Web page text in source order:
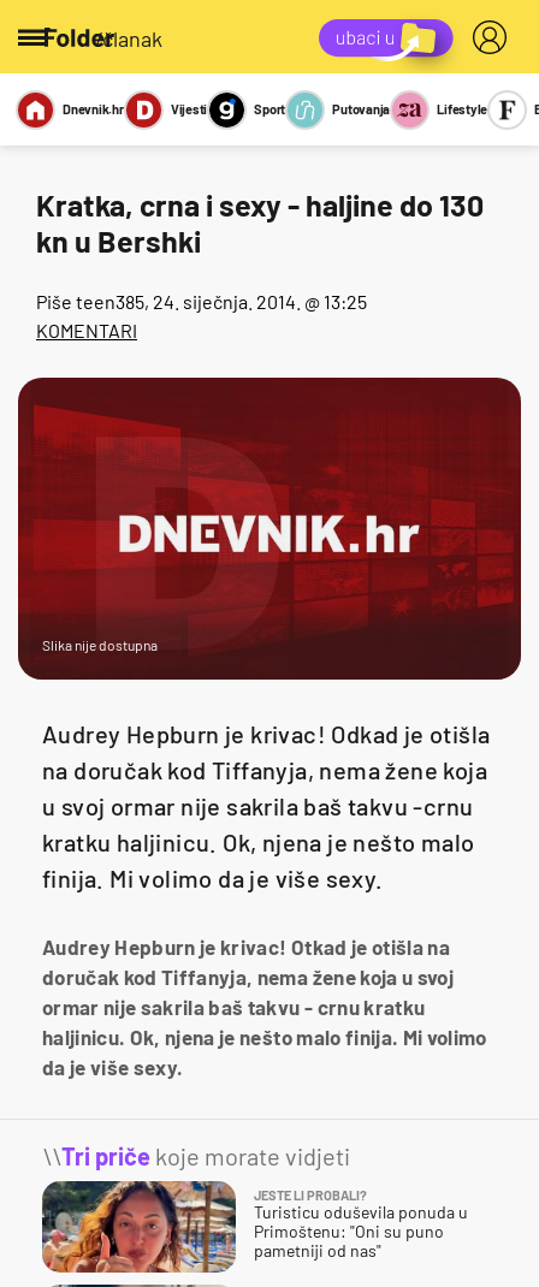
/članak
Miks Kviz
Report
Dnevnik.hr Vijesti Sport Putovanja Lifestyle
Kratka, crna i sexy - haljine do 130
kn u Bershki
Piše teen385, 24. siječnja. 2014. @ 13:25
KOMENTARI
Slika nije dostupna
Audrey Hepburn je krivac! Odkad je otišla
na doručak kod Tiffanyja, nema žene koja
u svoj ormar nije sakrila baš takvu -crnu
kratku haljinicu. Ok, njena je nešto malo
finija. Mi volimo da je više sexy.
Audrey Hepburn je krivac! Otkad je otišla na
doručak kod Tiffanyja, nema žene koja u svoj
ormar nije sakrila baš takvu - crnu kratku
haljinicu. Ok, njena je nešto malo finija. Mi volimo
da je više sexy.
\\Tri priče koje morate vidjeti
JESTE LI PROBALI?
Turisticu oduševila ponuda u
Primoštenu: "Oni su puno
pametniji od nas"